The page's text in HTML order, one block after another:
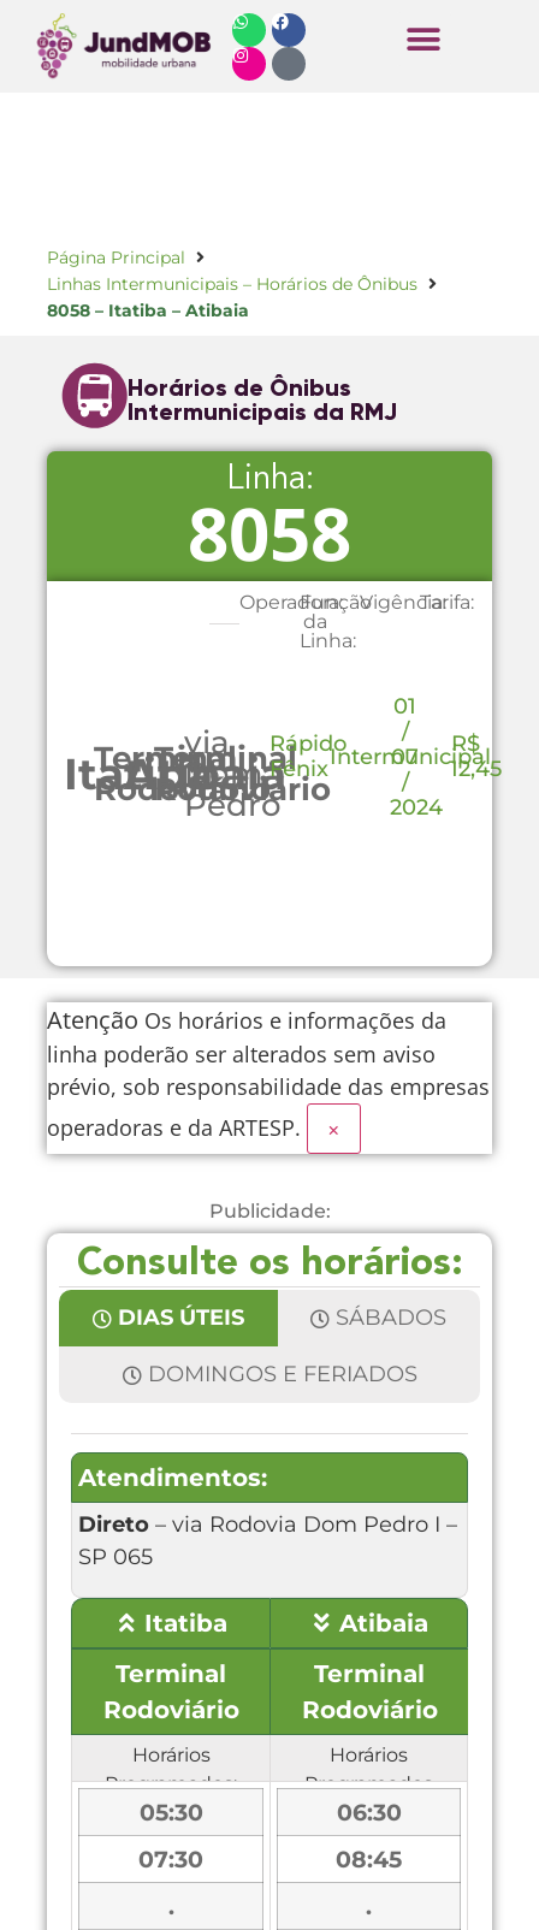
Página Principal
Linhas Intermunicipais – Horários de Ônibus
8058 – Itatiba – Atibaia
Horários de Ônibus
Intermunicipais da RMJ
Linha:
8058
Itatiba
Terminal
Rodoviário
Atibaia
Terminal
Rodoviário
via
Dom
Pedro
Operadora:
Função
da
Linha:
Vigência:Tarifa:
Rápido
FênixIntermunicipal
01
/
07
/
2024
R$
12,45
Atenção Os horários e informações da
linha poderão ser alterados sem aviso
prévio, sob responsabilidade das empresas
operadoras e da ARTESP.
×
Publicidade:
Consulte os horários:
DIAS ÚTEIS SÁBADOS
DOMINGOS E FERIADOS
Atendimentos:
Direto – via Rodovia Dom Pedro I –
SP 065
Itatiba
Atibaia
Terminal
Rodoviário
Terminal
Rodoviário
Horários
Programados:
Horários
Programados
05:30
07:30
.
06:30
08:45
.